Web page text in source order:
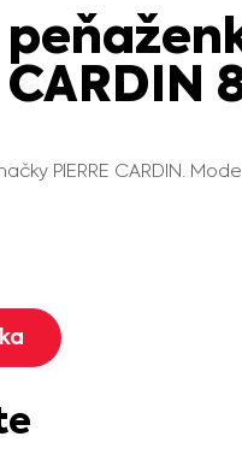
CARDIN
PIERRE CARDIN.